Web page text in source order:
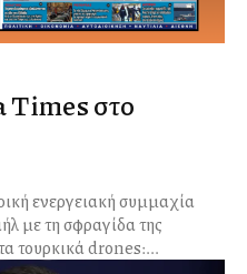
στο
με τη σφραγίδα της
στα τουρκικά drones:...